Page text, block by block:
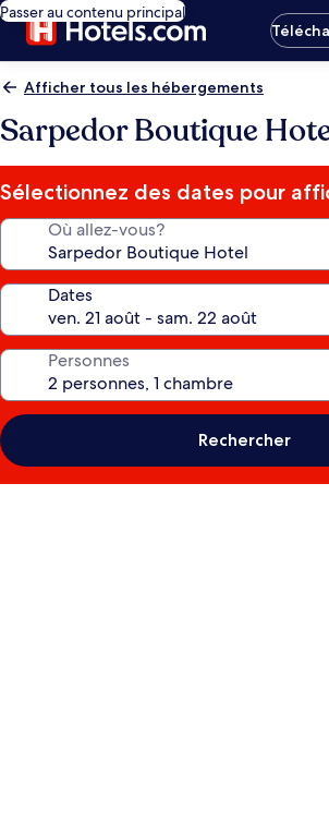
Passer au contenu principal
Afficher tous les hébergements
Sarpedor Boutique
Sélectionnez des dates pour
Où allez-vous?
Dates
Personnes
Rechercher